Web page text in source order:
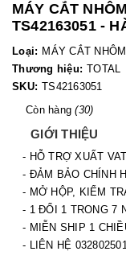
MÁY CẮT
TS42163051 -
Loại: MÁY CẮT NHÔM
Thương hiệu: TOTAL
SKU: TS42163051
Còn hàng(30)
GIỚI THIỆU
- HỖ TRỢ XUẤT
- ĐẢM BẢO CHÍNH
- MỞ HỘP, KIỂM
- 1 ĐỔI 1 TRONG 7
- MIỄN SHIP 1
- LIÊN HỆ